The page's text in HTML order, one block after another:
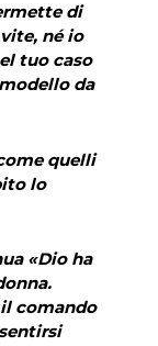
di
né io
tuo caso
da
quelli
lo
«Dio ha
comando